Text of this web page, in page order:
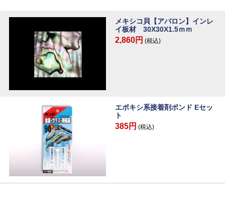
メキシコ貝【アバロン】インレ
イ板材 30X30X1.5ｍｍ
2,860円 (税込)
エポキシ系接着剤ボンド Eセッ
ト
385円 (税込)